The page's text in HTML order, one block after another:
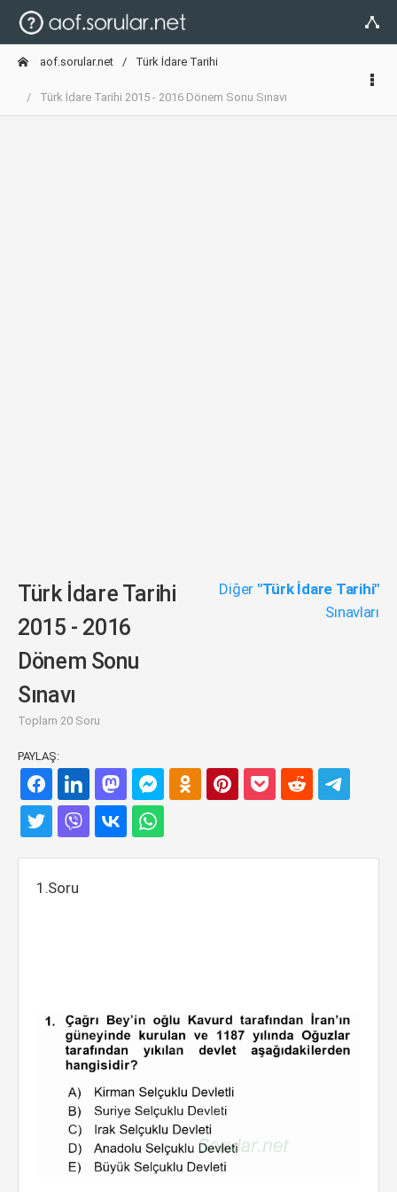
aof.sorular.net Türk İdare Tarihi
Türk İdare Tarihi 2015 - 2016 Dönem Sonu Sınavı
Türk İdare Tarihi
2015 - 2016
Dönem Sonu
Sınavı
Toplam 20 Soru
Diğer "Türk İdare Tarihi"
Sınavları
PAYLAŞ:
1.Soru